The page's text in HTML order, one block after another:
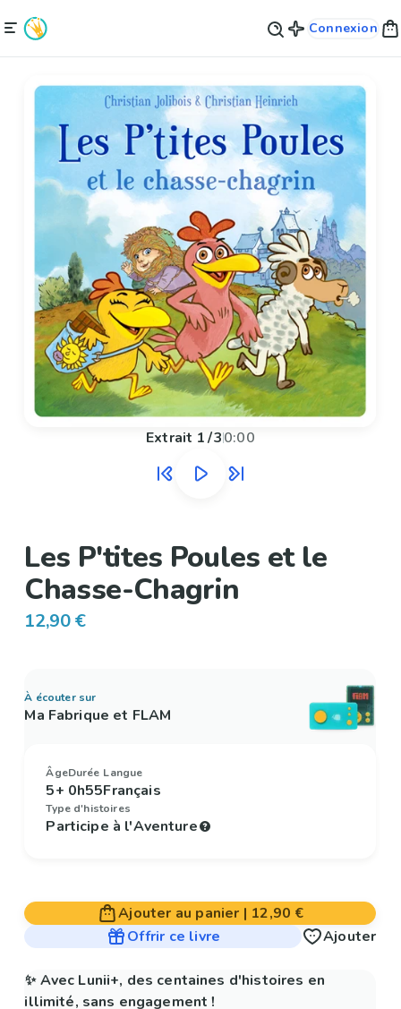
Connexion
Extrait 1/30:00
Les P'tites Poules et le
Chasse-Chagrin
12,90 €
À écouter sur
Ma Fabrique et FLAM
Âge
5+
Durée
0h55
Langue
Français
Type d'histoires
Participe à l'Aventure
Ajouter au panier | 12,90 €
Offrir ce livre
Ajouter
✨ Avec Lunii+, des centaines d'histoires en
illimité, sans engagement !